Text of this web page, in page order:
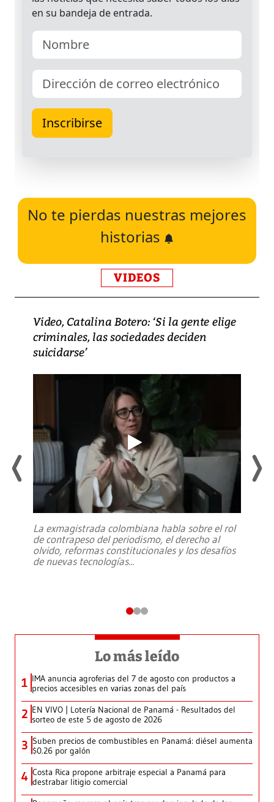
No te pierdas nuestras mejores
historias
VIDEOS
Video, Catalina Botero: ‘Si la gente elige
criminales, las sociedades deciden
suicidarse’
La exmagistrada colombiana habla sobre el rol
de contrapeso del periodismo, el derecho al
olvido, reformas constitucionales y los desafíos
de nuevas tecnologías...
Lo más leído
1 IMA anuncia agroferias del 7 de agosto con productos a
precios accesibles en varias zonas del país
2 EN VIVO | Lotería Nacional de Panamá - Resultados del
sorteo de este 5 de agosto de 2026
3 Suben precios de combustibles en Panamá: diésel aumenta
$0.26 por galón
4 Costa Rica propone arbitraje especial a Panamá para
destrabar litigio comercial